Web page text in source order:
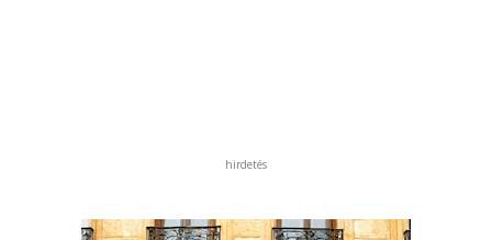
hirdetés